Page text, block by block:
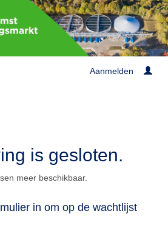
Aanmelden
is gesloten.
meer beschikbaar.
in om op de wachtlijst